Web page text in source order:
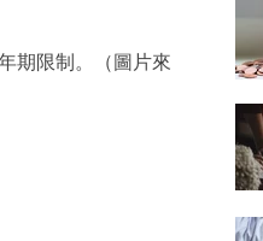
期限制。（圖片來